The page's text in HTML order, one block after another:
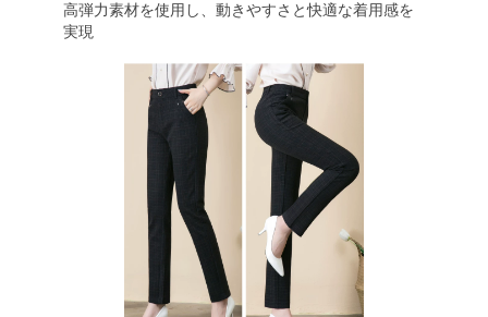
高弾力素材を使用し、動きやすさと快適な着用感を
実現